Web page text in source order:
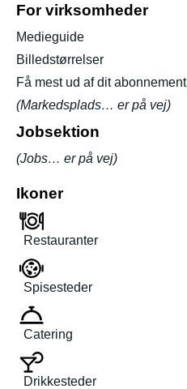
For virksomheder
Medieguide
Billedstørrelser
Få mest ud af dit abonnement
(Markedsplads… er på vej)
Jobsektion
(Jobs… er på vej)
Ikoner
Restauranter
Spisesteder
Catering
Drikkesteder